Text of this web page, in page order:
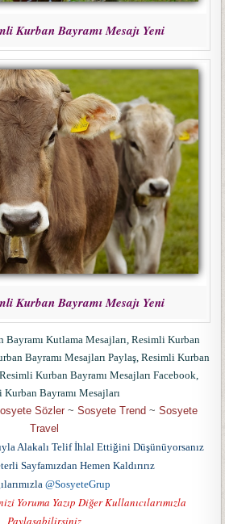
Kurban Bayramı Mesajı Yeni
Kurban Bayramı Mesajı Yeni
Kutlama Mesajları, Resimli Kurban
Bayramı Mesajları Paylaş, Resimli Kurban
Kurban Bayramı Mesajları Facebook,
Kurban Bayramı Mesajları
Sözler ~ Sosyete Trend ~ Sosyete
Travel
Alakalı Telif İhlal Ettiğini Düşünüyorsanız
Sayfamızdan Hemen Kaldırırız
@SosyeteGrup
Yoruma Yazıp Diğer Kullanıcılarımızla
Paylaşabilirsiniz